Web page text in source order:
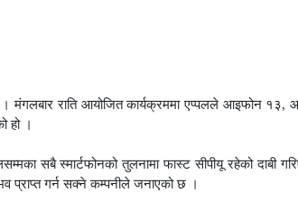
राति आयोजित कार्यक्रममा एप्पलले आइफोन
हो ।
सबै स्मार्टफोनको तुलनामा फास्ट सीपीयू रहेको दाबी
गर्न सक्ने कम्पनीले जनाएको छ ।